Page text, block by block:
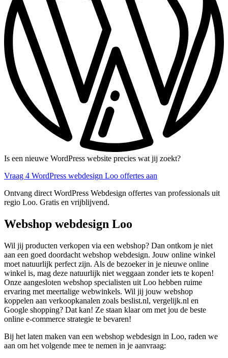
Is een nieuwe WordPress website precies wat jij zoekt?
Vraag 4 WordPress webdesign Loo offertes aan
Ontvang direct WordPress Webdesign offertes van professionals uit
regio Loo. Gratis en vrijblijvend.
Webshop webdesign Loo
Wil jij producten verkopen via een webshop? Dan ontkom je niet
aan een goed doordacht webshop webdesign. Jouw online winkel
moet natuurlijk perfect zijn. Als de bezoeker in je nieuwe online
winkel is, mag deze natuurlijk niet weggaan zonder iets te kopen!
Onze aangesloten webshop specialisten uit Loo hebben ruime
ervaring met meertalige webwinkels. Wil jij jouw webshop
koppelen aan verkoopkanalen zoals beslist.nl, vergelijk.nl en
Google shopping? Dat kan! Ze staan klaar om met jou de beste
online e-commerce strategie te bevaren!
Bij het laten maken van een webshop webdesign in Loo, raden we
aan om het volgende mee te nemen in je aanvraag: